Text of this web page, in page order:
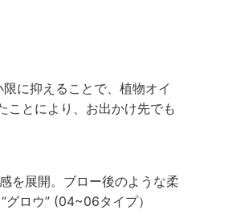
に抑えることで、植物オイ
ことにより、お出かけ先でも
を展開。ブロー後のような柔
ロウ” (04~06タイプ）